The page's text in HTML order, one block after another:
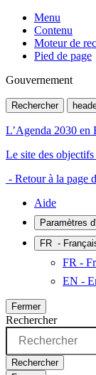
Menu
Contenu
Moteur de
Pied de page
Gouvernement
Rechercher
L’Agenda 2030 en
Le site des
- Retour à la page
Aide
Paramètres
FR -
FR -
EN -
Fermer
Rechercher
Rechercher